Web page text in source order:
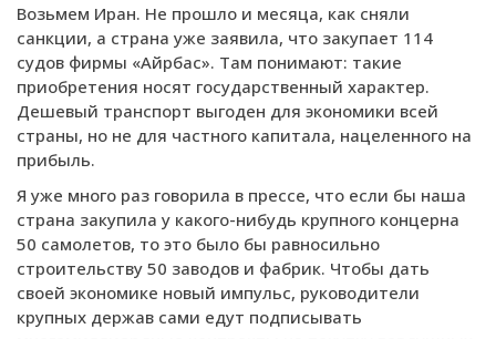
Возьмем Иран. Не прошло и месяца, как сняли
санкции, а страна уже заявила, что закупает 114
судов фирмы «Айрбас». Там понимают: такие
приобретения носят государственный характер.
Дешевый транспорт выгоден для экономики всей
страны, но не для частного капитала, нацеленного на
прибыль.
Я уже много раз говорила в прессе, что если бы наша
страна закупила у какого-нибудь крупного концерна
50 самолетов, то это было бы равносильно
строительству 50 заводов и фабрик. Чтобы дать
своей экономике новый импульс, руководители
крупных держав сами едут подписывать